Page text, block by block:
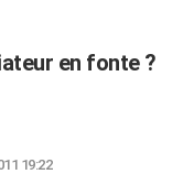
en fonte ?
19:22